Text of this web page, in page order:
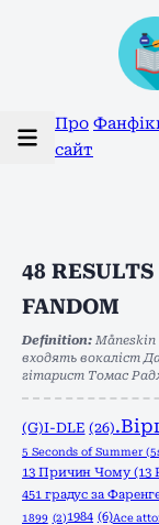
Про
сайт
48
FANDOM
Definition: Måneskin
входять вокаліст
гітарист Томас
(G)I-DLE (26)
5 Seconds of Summer
13 Причин Чому (13
451 градус за
1899 (2)1984 (6)Ace